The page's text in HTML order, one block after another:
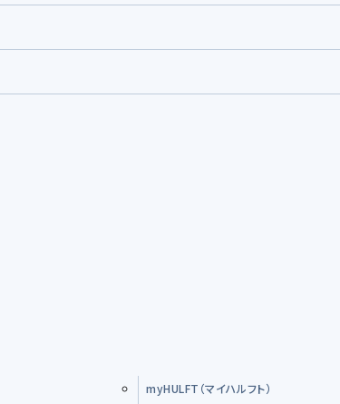
myHULFT（マイハルフト）